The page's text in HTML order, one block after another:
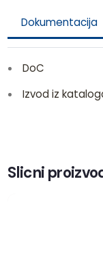
Dokumentacija
DoC
Izvod iz
Slicni